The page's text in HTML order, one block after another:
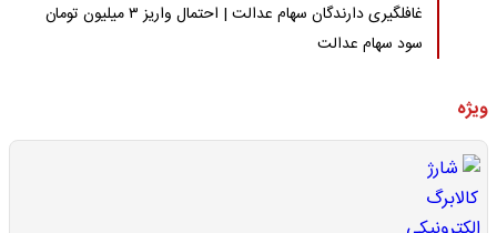
غافلگیری دارندگان سهام عدالت | احتمال واریز ۳ میلیون تومان
سود سهام عدالت
ویژه